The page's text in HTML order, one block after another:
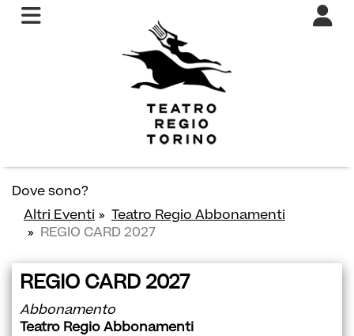
Dove sono?
Altri Eventi
Teatro Regio Abbonamenti
REGIO CARD 2027
REGIO CARD 2027
Abbonamento
Teatro Regio Abbonamenti